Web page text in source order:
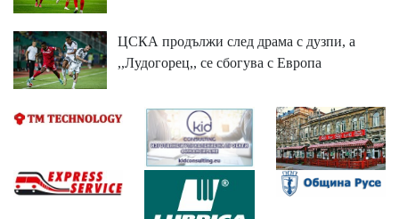
ЦСКА продължи след драма с дузпи, а
,,Лудогорец,, се сбогува с Европа